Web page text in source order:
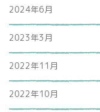
2024年6月
2023年3月
2022年11月
2022年10月